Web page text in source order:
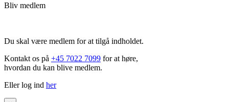
Bliv medlem
Du skal være medlem for at tilgå indholdet.
Kontakt os på +45 7022 7099 for at høre,
hvordan du kan blive medlem.
Eller log ind her